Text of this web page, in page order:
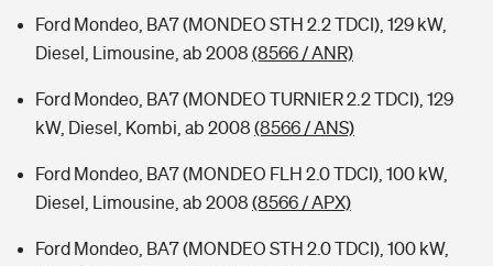
Ford Mondeo, BA7 (MONDEO STH 2.2 TDCI), 129 kW,
Diesel, Limousine, ab 2008 (8566 / ANR)
Ford Mondeo, BA7 (MONDEO TURNIER 2.2 TDCI), 129
kW, Diesel, Kombi, ab 2008 (8566 / ANS)
Ford Mondeo, BA7 (MONDEO FLH 2.0 TDCI), 100 kW,
Diesel, Limousine, ab 2008 (8566 / APX)
Ford Mondeo, BA7 (MONDEO STH 2.0 TDCI), 100 kW,